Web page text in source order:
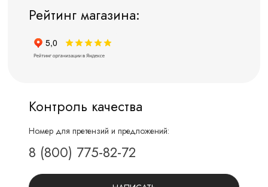
Рейтинг магазина:
Контроль качества
Номер для претензий и предложений:
8 (800) 775-82-72